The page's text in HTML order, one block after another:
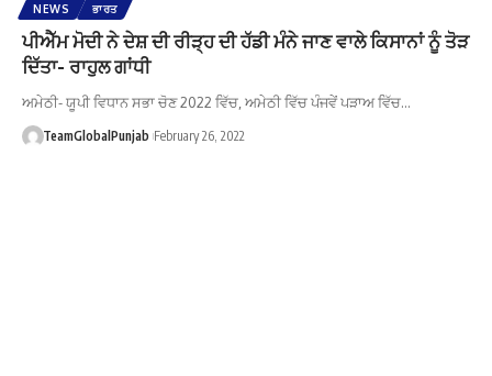
NEWS ਭਾਰਤ
ਪੀਐੱਮ ਮੋਦੀ ਨੇ ਦੇਸ਼ ਦੀ ਰੀੜ੍ਹ ਦੀ ਹੱਡੀ ਮੰਨੇ ਜਾਣ ਵਾਲੇ ਕਿਸਾਨਾਂ ਨੂੰ ਤੋੜ
ਦਿੱਤਾ- ਰਾਹੁਲ ਗਾਂਧੀ
ਅਮੇਠੀ- ਯੂਪੀ ਵਿਧਾਨ ਸਭਾ ਚੋਣ 2022 ਵਿੱਚ, ਅਮੇਠੀ ਵਿੱਚ ਪੰਜਵੇਂ ਪੜਾਅ ਵਿੱਚ…
TeamGlobalPunjab February 26, 2022